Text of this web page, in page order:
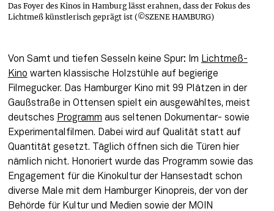
Das Foyer des Kinos in Hamburg lässt erahnen, dass der Fokus des
Lichtmeß künstlerisch geprägt ist (©SZENE HAMBURG)
Von Samt und tiefen Sesseln keine Spur: Im
Lichtmeß-
Kino warten klassische Holzstühle auf begierige
Filmegucker. Das Hamburger Kino mit 99 Plätzen in der
Gaußstraße in Ottensen spielt ein ausgewähltes, meist
deutsches Programm aus seltenen Dokumentar- sowie
Experimentalfilmen. Dabei wird auf Qualität statt auf
Quantität gesetzt. Täglich öffnen sich die Türen hier
nämlich nicht. Honoriert wurde das Programm sowie das
Engagement für die Kinokultur der Hansestadt schon
diverse Male mit dem Hamburger Kinopreis, der von der
Behörde für Kultur und Medien sowie der MOIN